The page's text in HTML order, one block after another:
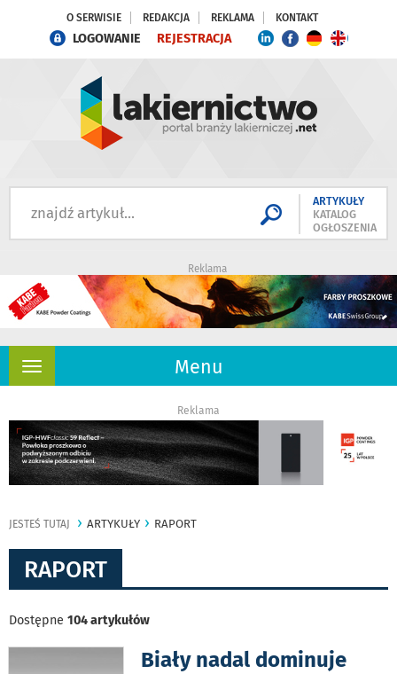
O SERWISIE REDAKCJA REKLAMA KONTAKT
LOGOWANIE REJESTRACJA
ARTYKUŁY
KATALOG
OGŁOSZENIA
Reklama
Menu
Rozwiń
Reklama
JESTEŚ TUTAJ ARTYKUŁY RAPORT
RAPORT
Dostępne 104 artykułów
Biały nadal dominuje